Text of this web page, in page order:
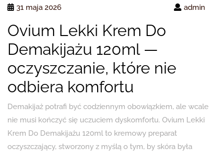
31 maja 2026 admin
Ovium Lekki Krem Do
Demakijażu 120ml —
oczyszczanie, które nie
odbiera komfortu
Demakijaż potrafi być codziennym obowiązkiem, ale wcale
nie musi kończyć się uczuciem dyskomfortu. Ovium Lekki
Krem Do Demakijażu 120ml to kremowy preparat
oczyszczający, stworzony z myślą o tym, by skóra była